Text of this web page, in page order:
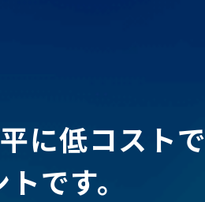
に低コストで
です。